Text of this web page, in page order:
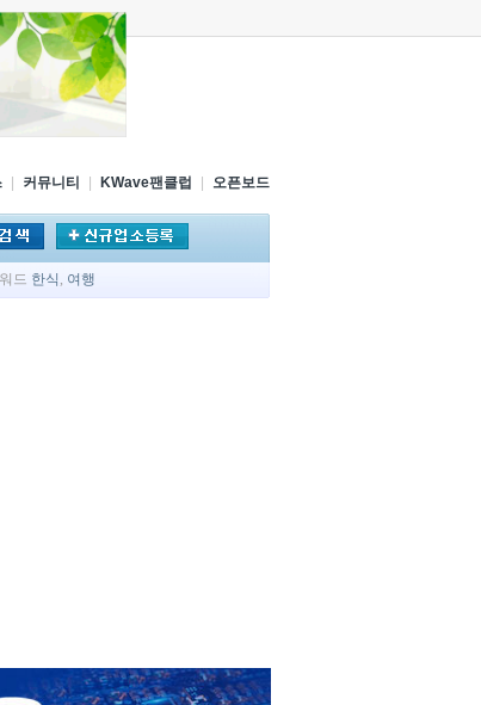
커뮤니티 KWave팬클럽 오픈보드
드 한식 , 여행